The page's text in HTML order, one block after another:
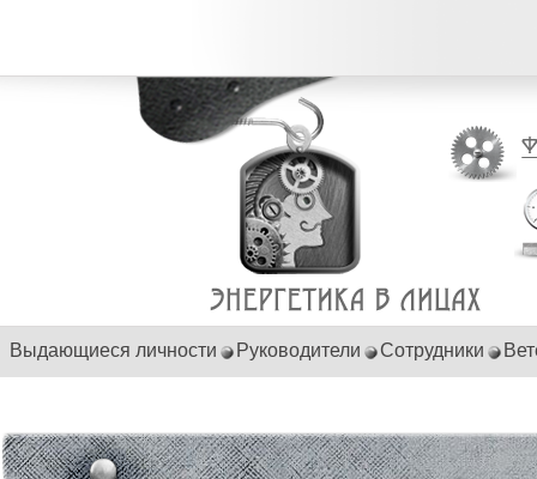
Выдающиеся личности Руководители Сотрудники